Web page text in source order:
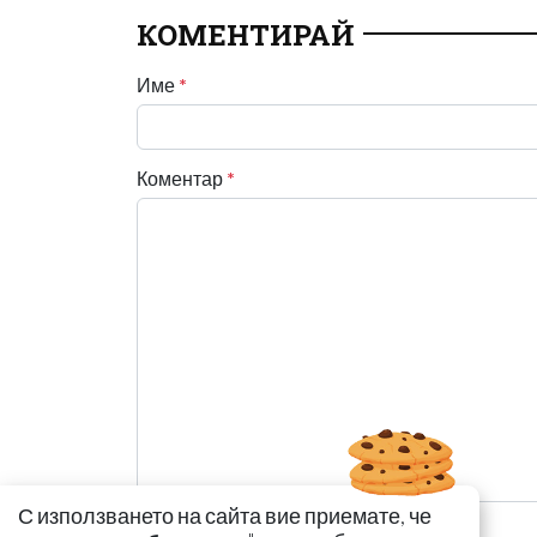
КОМЕНТИРАЙ
Име *
Коментар *
С използването на сайта вие приемате, че